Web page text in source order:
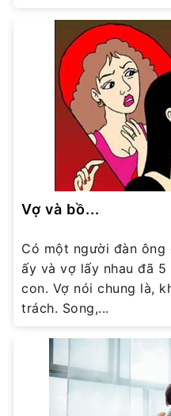
Vợ và bồ...
Có một người đàn ông
ấy và vợ lấy nhau đã
con. Vợ nói chung là,
trách. Song,...